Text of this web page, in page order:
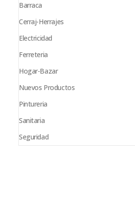
Barraca
Cerraj-Herrajes
Electricidad
Ferreteria
Hogar-Bazar
Nuevos Productos
Pintureria
Sanitaria
Seguridad